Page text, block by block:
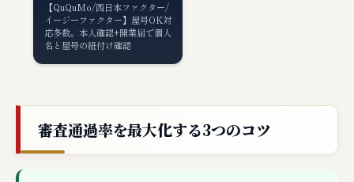
【QuQuMo/西日本ファクター/
イージーファクター】屋号OK対
応多数。本人確認+開業届で個人
名と屋号の紐付け確認
審査通過率を最大化する3つのコツ